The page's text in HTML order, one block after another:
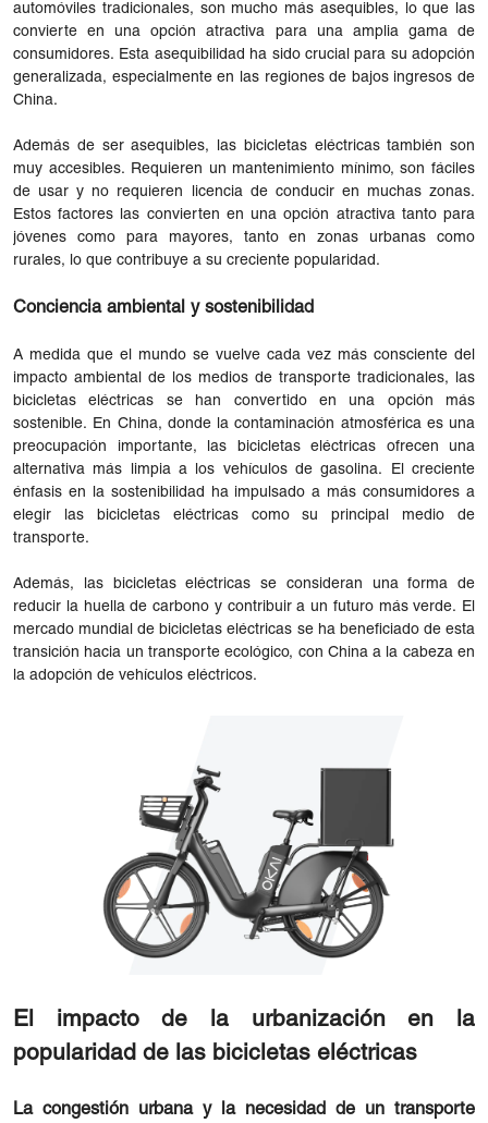
automóviles tradicionales, son mucho más asequibles, lo que las
convierte en una opción atractiva para una amplia gama de
consumidores. Esta asequibilidad ha sido crucial para su adopción
generalizada, especialmente en las regiones de bajos ingresos de
China.
Además de ser asequibles, las bicicletas eléctricas también son
muy accesibles. Requieren un mantenimiento mínimo, son fáciles
de usar y no requieren licencia de conducir en muchas zonas.
Estos factores las convierten en una opción atractiva tanto para
jóvenes como para mayores, tanto en zonas urbanas como
rurales, lo que contribuye a su creciente popularidad.
Conciencia ambiental y sostenibilidad
A medida que el mundo se vuelve cada vez más consciente del
impacto ambiental de los medios de transporte tradicionales, las
bicicletas eléctricas se han convertido en una opción más
sostenible. En China, donde la contaminación atmosférica es una
preocupación importante, las bicicletas eléctricas ofrecen una
alternativa más limpia a los vehículos de gasolina. El creciente
énfasis en la sostenibilidad ha impulsado a más consumidores a
elegir las bicicletas eléctricas como su principal medio de
transporte.
Además, las bicicletas eléctricas se consideran una forma de
reducir la huella de carbono y contribuir a un futuro más verde. El
mercado mundial de bicicletas eléctricas se ha beneficiado de esta
transición hacia un transporte ecológico, con China a la cabeza en
la adopción de vehículos eléctricos.
El impacto de la urbanización en la
popularidad de las bicicletas eléctricas
La congestión urbana y la necesidad de un transporte